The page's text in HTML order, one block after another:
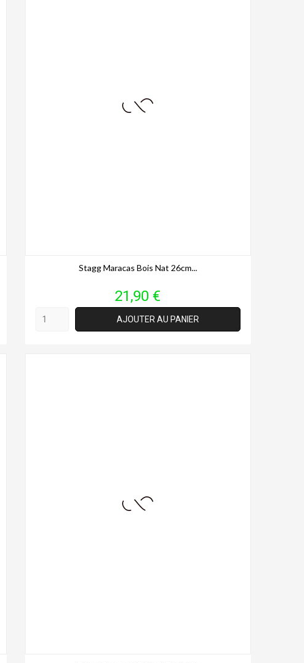
Stagg Maracas Bois Nat 26cm...
Prix
21,90 €
AJOUTER AU PANIER